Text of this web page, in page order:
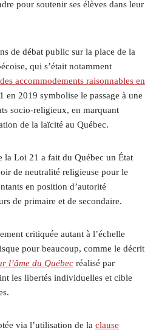
pour soutenir ses élèves dans leur
de débat public sur la place de la
qui s’était notamment
accommodements raisonnables en
en 2019 symbolise le passage à une
socio-religieux, en marquant
de la laïcité au Québec.
la Loi 21 a fait du Québec un État
de neutralité religieuse pour le
en position d’autorité
de primaire et de secondaire.
critiquée autant à l’échelle
pour beaucoup, comme le décrit
l’âme du Québec réalisé par
les libertés individuelles et cible
via l’utilisation de la clause